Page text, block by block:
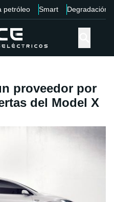
petróleo Smart Degradación
proveedor por
del Model X